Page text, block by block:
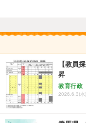
【教員
昇
教育行政
2026.6.3(